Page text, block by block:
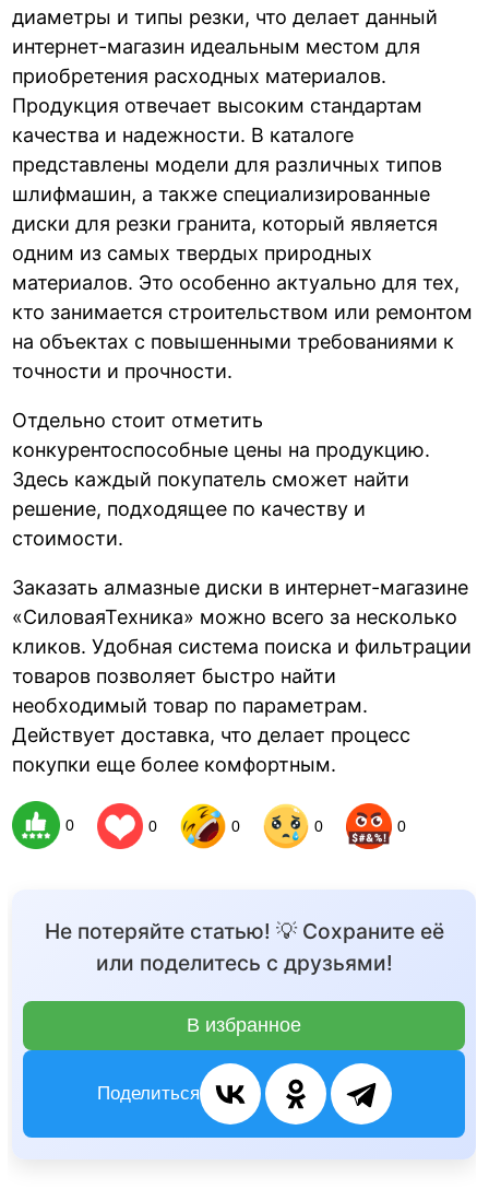
диаметры и типы резки, что делает данный
интернет-магазин идеальным местом для
приобретения расходных материалов.
Продукция отвечает высоким стандартам
качества и надежности. В каталоге
представлены модели для различных типов
шлифмашин, а также специализированные
диски для резки гранита, который является
одним из самых твердых природных
материалов. Это особенно актуально для тех,
кто занимается строительством или ремонтом
на объектах с повышенными требованиями к
точности и прочности.
Отдельно стоит отметить
конкурентоспособные цены на продукцию.
Здесь каждый покупатель сможет найти
решение, подходящее по качеству и
стоимости.
Заказать алмазные диски в интернет-магазине
«СиловаяТехника» можно всего за несколько
кликов. Удобная система поиска и фильтрации
товаров позволяет быстро найти
необходимый товар по параметрам.
Действует доставка, что делает процесс
покупки еще более комфортным.
0 0 0 0 0
Не потеряйте статью! 💡 Сохраните её
или поделитесь с друзьями!
В избранное
Поделиться